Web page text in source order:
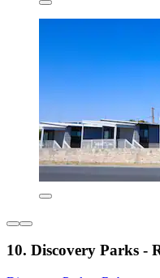
10. Discovery Parks -